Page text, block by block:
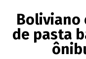
Boliviano
de pasta